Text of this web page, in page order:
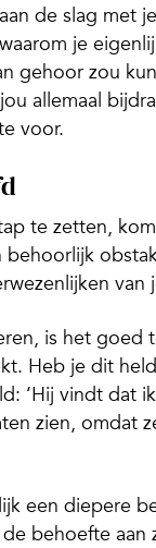
de slag met
je
gehoor zou
allemaal
voor.
te zetten,
van
is het goed
Heb je dit
‘Hij vindt dat
zien, omdat
een diepere
behoefte aan